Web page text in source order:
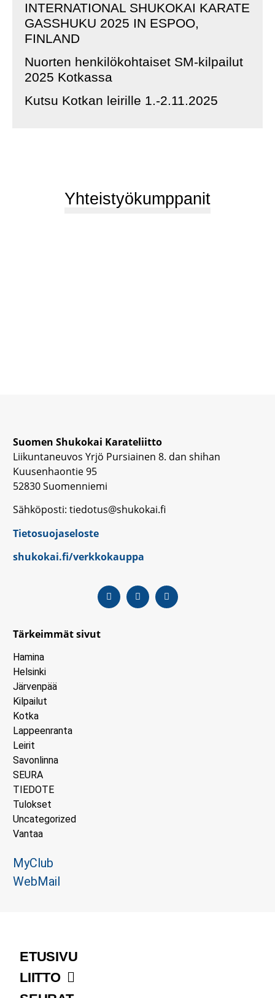
INTERNATIONAL SHUKOKAI KARATE
GASSHUKU 2025 IN ESPOO,
FINLAND
Nuorten henkilökohtaiset SM-kilpailut
2025 Kotkassa
Kutsu Kotkan leirille 1.-2.11.2025
Yhteistyökumppanit
Suomen Shukokai Karateliitto
Liikuntaneuvos Yrjö Pursiainen 8. dan shihan
Kuusenhaontie 95
52830 Suomenniemi
Sähköposti: tiedotus@shukokai.fi
Tietosuojaseloste
shukokai.fi/verkkokauppa
Tärkeimmät sivut
Hamina
Helsinki
Järvenpää
Kilpailut
Kotka
Lappeenranta
Leirit
Savonlinna
SEURA
TIEDOTE
Tulokset
Uncategorized
Vantaa
MyClub
WebMail
ETUSIVU
LIITTO